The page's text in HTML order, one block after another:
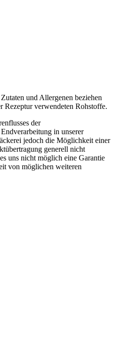
und Allergenen beziehen
Rezeptur verwendeten Rohstoffe.
der
in unserer
jedoch die Möglichkeit einer
generell nicht
uns nicht möglich eine Garantie
von möglichen weiteren